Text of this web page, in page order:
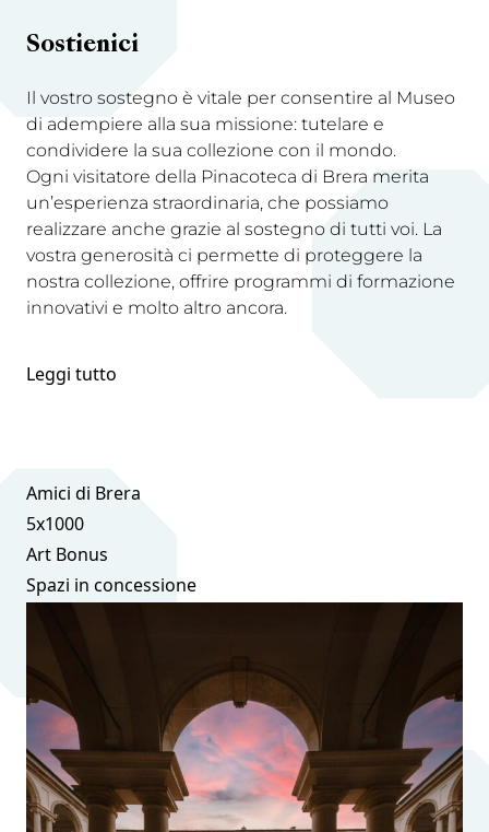
Sostienici
Il vostro sostegno è vitale per consentire al Museo
di adempiere alla sua missione: tutelare e
condividere la sua collezione con il mondo.
Ogni visitatore della Pinacoteca di Brera merita
un’esperienza straordinaria, che possiamo
realizzare anche grazie al sostegno di tutti voi. La
vostra generosità ci permette di proteggere la
nostra collezione, offrire programmi di formazione
innovativi e molto altro ancora.
Leggi tutto
Amici di Brera
5x1000
Art Bonus
Spazi in concessione